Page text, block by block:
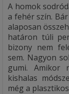
A homok
a fehér szín.
alaposan
határon túli
bizony nem
sem. Nagyon
gumi. Amikor
kishalas
még a